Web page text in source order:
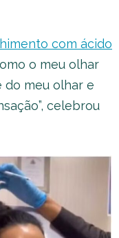
com ácido
o meu olhar
do meu olhar e
celebrou